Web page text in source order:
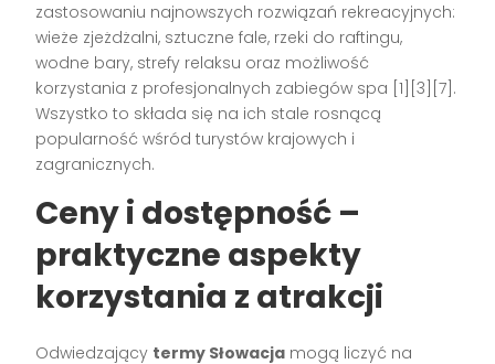
zastosowaniu najnowszych rozwiązań rekreacyjnych:
wieże zjeżdżalni, sztuczne fale, rzeki do raftingu,
wodne bary, strefy relaksu oraz możliwość
korzystania z profesjonalnych zabiegów spa [1][3][7] .
Wszystko to składa się na ich stale rosnącą
popularność wśród turystów krajowych i
zagranicznych.
Ceny i dostępność –
praktyczne aspekty
korzystania z atrakcji
Odwiedzający termy Słowacja mogą liczyć na